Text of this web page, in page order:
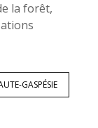
la forêt,
GASPÉSIE